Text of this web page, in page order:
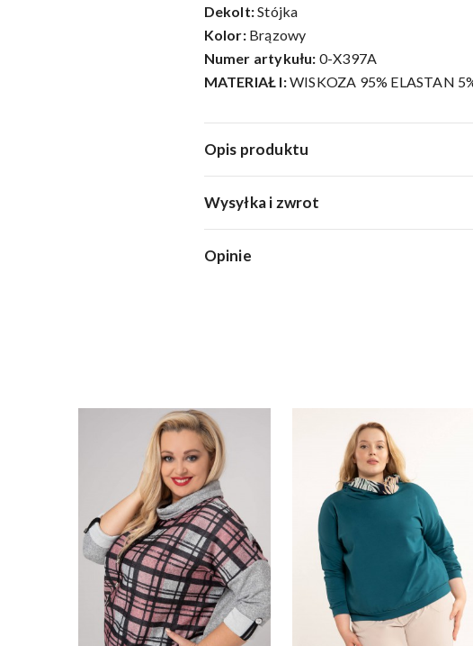
Dekolt:Stójka
Kolor: Brązowy
Numer artykułu: 0-X397A
MATERIAŁ I:WISKOZA 95% ELASTAN
Opis produktu
Wysyłka i zwrot
Opinie